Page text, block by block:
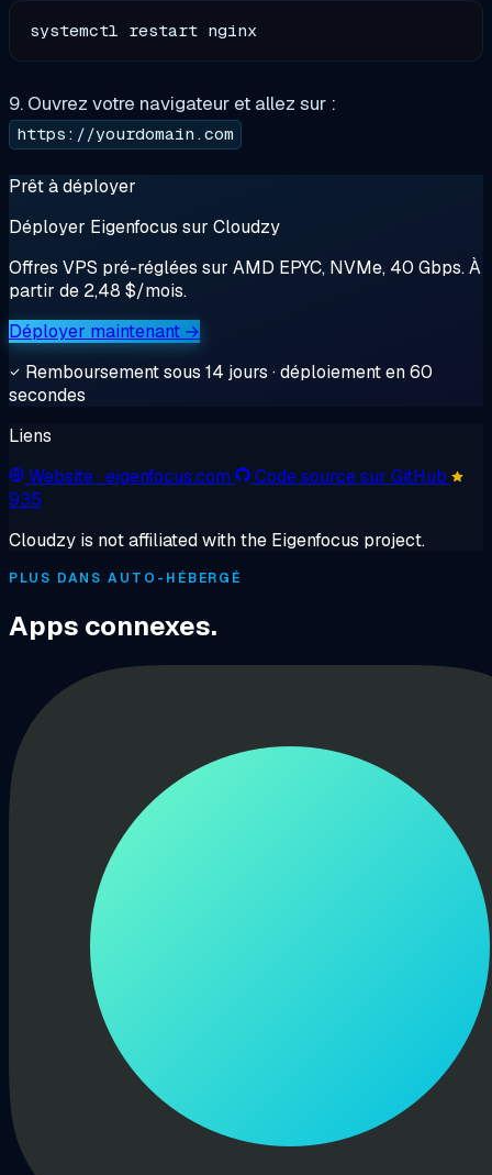
9. Ouvrez votre navigateur et allez sur :
https://yourdomain.com
Prêt à déployer
Déployer Eigenfocus sur Cloudzy
Offres VPS pré-réglées sur AMD EPYC, NVMe, 40 Gbps. À
partir de 2,48 $/mois.
Déployer maintenant →
Remboursement sous 14 jours · déploiement en 60
secondes
Liens
Website· eigenfocus.com
Code source sur GitHub
935
Cloudzy is not affiliated with the Eigenfocus project.
PLUS DANS AUTO-HÉBERGÉ
Apps connexes.